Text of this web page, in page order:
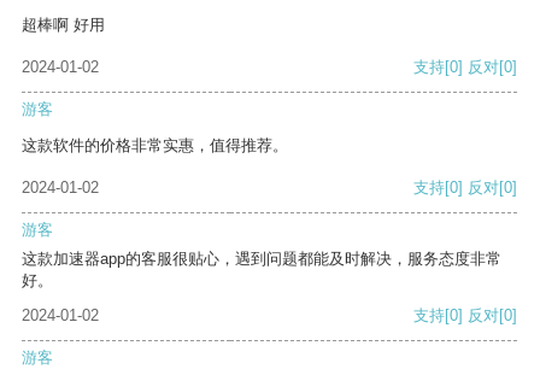
超棒啊 好用
2024-01-02 支持[0] 反对[0]
游客
这款软件的价格非常实惠，值得推荐。
2024-01-02 支持[0] 反对[0]
游客
这款加速器app的客服很贴心，遇到问题都能及时解决，服务态度非常
好。
2024-01-02
支持[0] 反对[0]
游客